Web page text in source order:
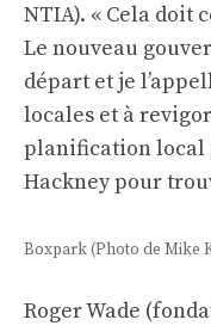
NTIA). « Cela doit
Le nouveau
départ et je
locales et à
planification local
Hackney pour
Boxpark (Photo de Mike
Roger Wade